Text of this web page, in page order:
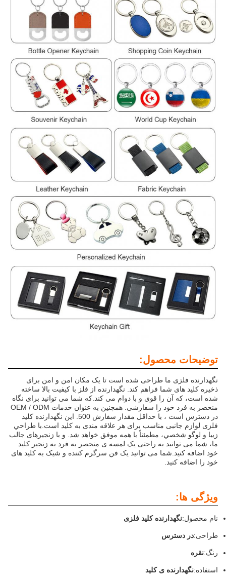
توضیحات محصول:
نگهدارنده فلزی ما طراحی شده است تا یک مکان امن و امن برای
ذخیره کلید های شما فراهم کند. نگهدارنده از فلز با کیفیت بالا ساخته
شده است، که آن را قوی و با دوام می کند.که شما می توانید برای نگاه
منحصر به فرد خود را سفارشی. همچنین به عنوان خدمات OEM / ODM
در دسترس است ، با حداقل مقدار سفارش 500. این نگهدارنده کلید
فلزی لوازم جانبی مناسب برای هر علاقه مندی به کلید است.با طراحي
زيبا و لوگو شخصي، مطمئناً با همه موفق خواهد شد. و با زنجیرهای جالب
ما، شما می توانید به راحتی یک لمسه ی منحصر به فرد به زنجیر کلید
خود اضافه کنید.شما می توانید یک فن سرگرم کننده و شیک به کلید های
خود را اضافه کنید.
ویژگی ها:
نام محصول: نگهدارنده کلید فلزی
طراحی: در دسترس
رنگ:نقره
استفاده:نگهدارنده ی کلید